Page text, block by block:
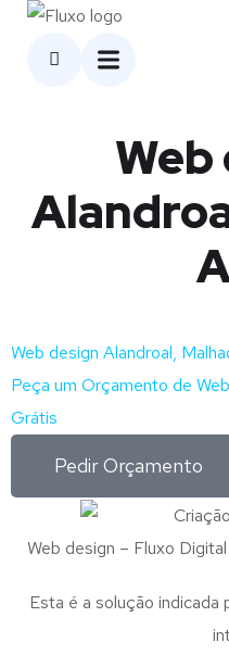
Web
Web design Alandroal,
Peça um Orçamento de
Grátis
Pedir Orçamento
Web design – Fluxo Digital
Esta é a solução indicada